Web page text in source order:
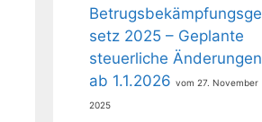
Betrugsbekämpfungsge
setz 2025 – Geplante
steuerliche Änderungen
ab 1.1.2026
27. November
2025